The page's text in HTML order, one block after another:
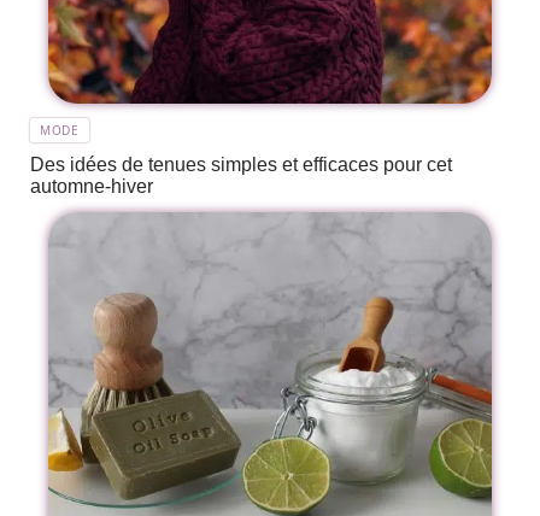
MODE
Des idées de tenues simples et efficaces pour cet
automne-hiver